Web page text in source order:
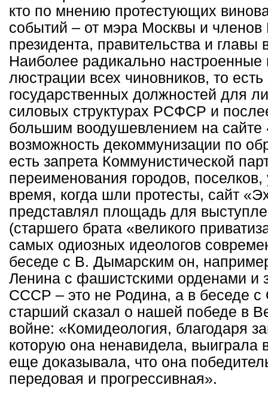
кто по мнению протестующих
событий – от мэра Москвы и
президента, правительства и
Наиболее радикально
люстрации всех чиновников, то есть
государственных должностей для
силовых структурах РСФСР и
большим воодушевлением на сайте
возможность декоммунизации по
есть запрета Коммунистической
переименования городов,
время, когда шли протесты, сайт
представлял площадь для
(старшего брата «великого
самых одиозных идеологов
беседе с В. Дымарским он,
Ленина с фашистскими орденами и
СССР – это не Родина, а в беседе
старший сказал о нашей победе в
войне: «Комидеология, благодаря
которую она ненавидела, выиграла
еще доказывала, что она
передовая и прогрессивная».